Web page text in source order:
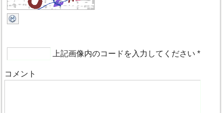
上記画像内のコードを入力してください *
コメント